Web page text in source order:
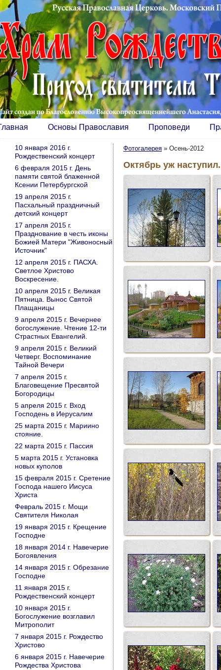
Основы Православия Проповеди
Фотогалерея » Осень-2012
Октябрь уж
10 января 2016 г.
Рождественский концерт
6 февраля 2015 г. День
памяти святой блаженной
Ксении Петербургской
19 апреля 2015 г.
Пасхальный праздничный
детский концерт
17 апреля 2015 г.
Празднование в честь иконы
Божией Матери "Живоносный
Источник"
12 апреля 2015 г. ПАСХА.
Светлое Христово
Воскресение.
10 апреля 2015 г. Великая
Пятница. Вынос Святой
Плащаницы
9 апреля 2015 г. Вечернее
богослужение. Чтение 12-ти
Страстных Евангелий.
9 апреля 2015 г. Великий
Четверг. Воспоминание
Тайной Вечери
7 апреля 2015 г.
Благовещение Пресвятой
Богородицы
5 апреля 2015 г. Вход
Господень в Иерусалим
25 марта 2015 г. Мариино
стояние.
22 марта 2015 г. Пассия
5 марта 2015 г. Установка
новых куполов
15 февраля 2015 г. Сретение
Господа нашего Иисуса
Христа
Февраль 2015 г. Мощи
Святителя Николая
19 января 2015 г. Крещение
Господне
18 января 2014 г. Навечерие
Богоявления
14 января 2015 г. Обрезание
Господне
11 января 2015 г.
Рождественский концерт
10 января 2015 г.
Богослужение возглавил
Митрополит
7 января 2015 г. Рождество
Христово
6 января 2015 г. Навечерие
Рождества Христова